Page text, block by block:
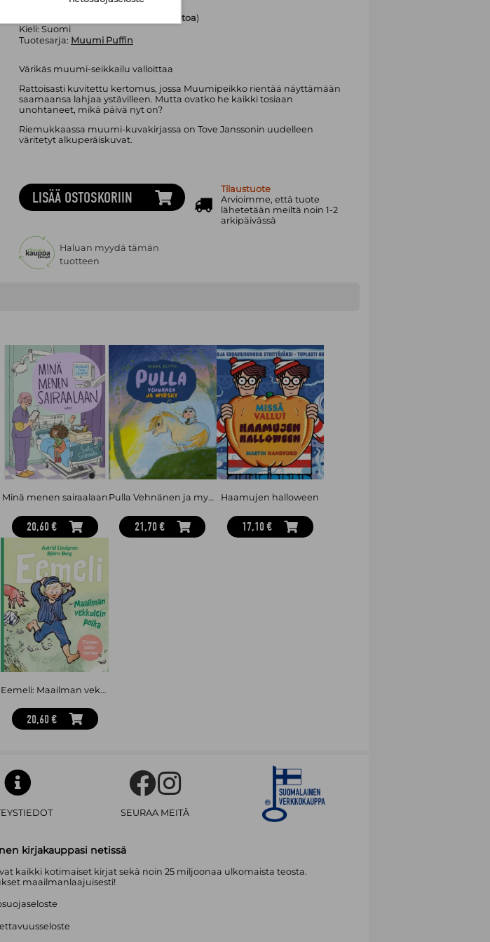
lisätietoa)
Kieli: Suomi
Tuotesarja: Muumi Puffin
Värikäs muumi-seikkailu valloittaa
Rattoisasti kuvitettu kertomus, jossa Muumipeikko rientää näyttämään
saamaansa lahjaa ystävilleen. Mutta ovatko he kaikki tosiaan
unohtaneet, mikä päivä nyt on?
Riemukkaassa muumi-kuvakirjassa on Tove Janssonin uudelleen
väritetyt alkuperäiskuvat.
LISÄÄ OSTOSKORIIN
Tilaustuote
Arvioimme, että tuote
lähetetään meiltä noin 1-2
arkipäivässä
Haluan myydä tämän
tuotteen
Minä menen sairaalaan
20,60 €
Pulla Vehnänen ja myrsky
21,70 €
Haamujen halloween
17,10 €
Eemeli: Maailman vekkulein poika
20,60 €
SEURAA MEITÄ
kirjakauppasi netissä
kaikki kotimaiset kirjat sekä noin 25 miljoonaa ulkomaista teosta.
maailmanlaajuisesti!